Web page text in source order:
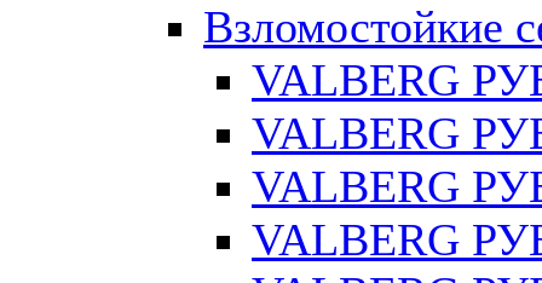
Взломостойкие
VALBERG
VALBERG
VALBERG
VALBERG